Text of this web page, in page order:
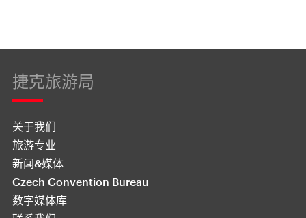
捷克旅游局
关于我们
旅游专业
新闻&媒体
Czech Convention Bureau
数字媒体库